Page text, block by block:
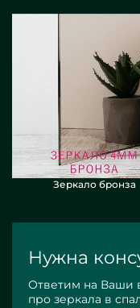
Зеркало бронза
Нужна
Ответим на Ваши
про зеркала в